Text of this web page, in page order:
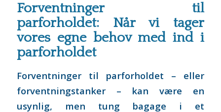
Forventninger til
parforholdet: Når vi tager
vores egne behov med ind i
parforholdet
Forventninger til parforholdet – eller
forventningstanker – kan være en
usynlig, men tung bagage i et